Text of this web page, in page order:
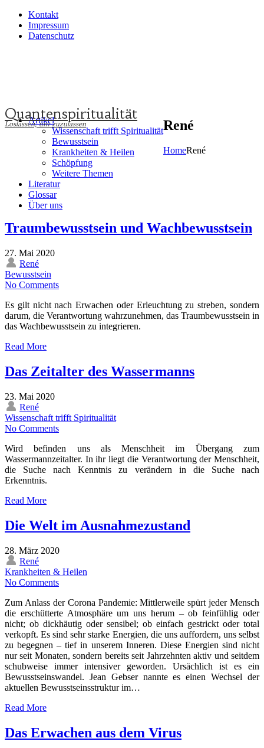
Kontakt
Impressum
Datenschutz
Quantenspiritualität
Artikel
Wissenschaft trifft Spiritualität
Bewusstsein
Krankheiten & Heilen
Schöpfung
Weitere Themen
Literatur
Glossar
Über uns
René
HomeRené
Traumbewusstsein und Wachbewusstsein
27. Mai 2020
René
Bewusstsein
No Comments
Es gilt nicht nach Erwachen oder Erleuchtung zu streben, sondern
darum, die Verantwortung wahrzunehmen, das Traumbewusstsein in
das Wachbewusstsein zu integrieren.
Read More
Das Zeitalter des Wassermanns
23. Mai 2020
René
Wissenschaft trifft Spiritualität
No Comments
Wird befinden uns als Menschheit im Übergang zum
Wassermannzeitalter. In ihr liegt die Verantwortung der Menschheit,
die Suche nach Kenntnis zu verändern in die Suche nach
Erkenntnis.
Read More
Die Welt im Ausnahmezustand
28. März 2020
René
Krankheiten & Heilen
No Comments
Zum Anlass der Corona Pandemie: Mittlerweile spürt jeder Mensch
die erschütterte Atmosphäre um uns herum – ob feinfühlig oder
nicht; ob dickhäutig oder sensibel; ob einfach gestrickt oder total
verkopft. Es sind sehr starke Energien, die uns auffordern, uns selbst
zu begegnen – tief in unserem Inneren. Diese Energien sind nicht
nur seit Monaten, sondern bereits seit Jahrzehnten aktiv und seitdem
schubweise immer intensiver geworden. Ursächlich ist es ein
Bewusstseinswandel. Jean Gebser nannte es einen Wechsel der
aktuellen Bewusstseinsstruktur im…
Read More
Das Erwachen aus dem Virus